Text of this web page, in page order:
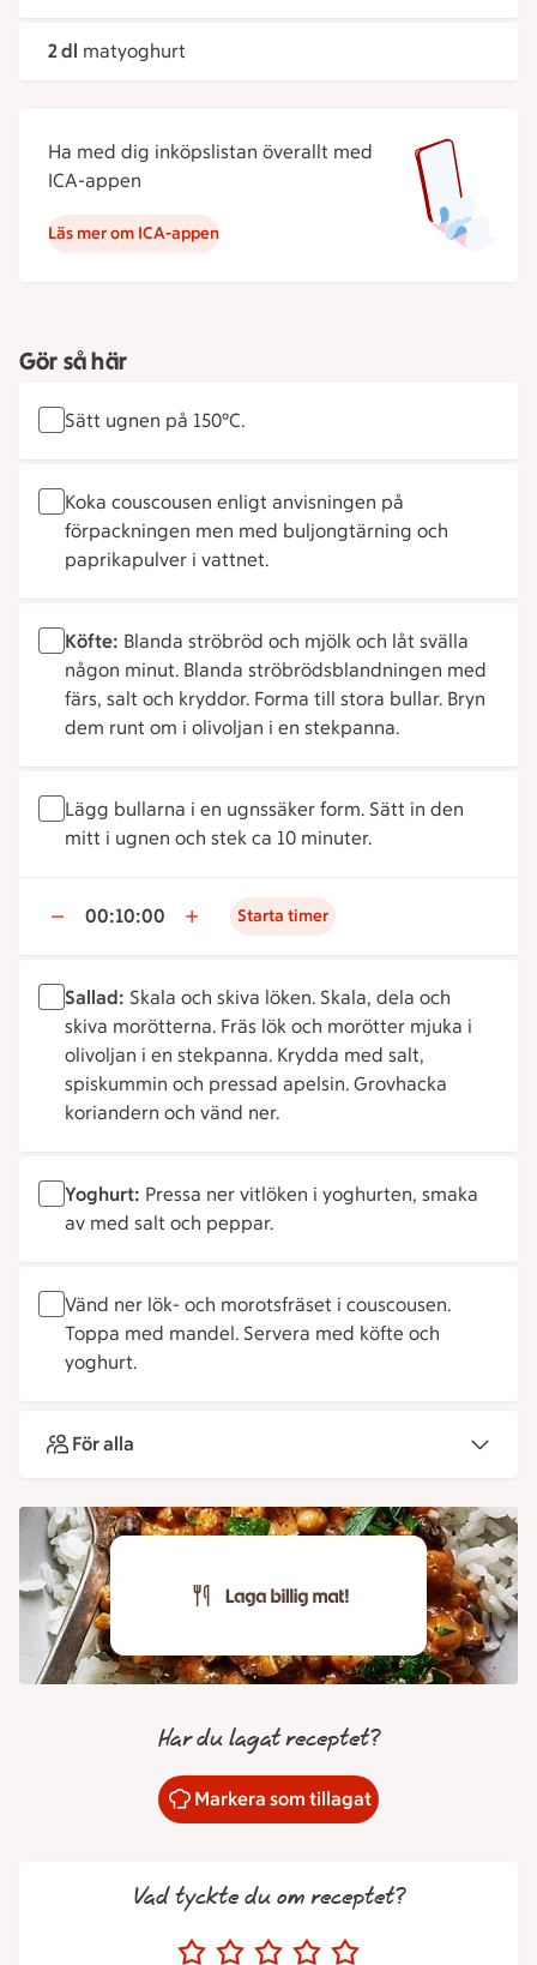
2 dl matyoghurt
Ha med dig inköpslistan överallt med
ICA-appen
Läs mer om ICA-appen
Gör så här
Sätt ugnen på 150°C.
Koka couscousen enligt anvisningen på
förpackningen men med buljongtärning och
paprikapulver i vattnet.
Köfte: Blanda ströbröd och mjölk och låt svälla
någon minut. Blanda ströbrödsblandningen med
färs, salt och kryddor. Forma till stora bullar. Bryn
dem runt om i olivoljan i en stekpanna.
Lägg bullarna i en ugnssäker form. Sätt in den
mitt i ugnen och stek ca 10 minuter.
00:10:00 Starta timer
Sallad: Skala och skiva löken. Skala, dela och
skiva morötterna. Fräs lök och morötter mjuka i
olivoljan i en stekpanna. Krydda med salt,
spiskummin och pressad apelsin. Grovhacka
koriandern och vänd ner.
Yoghurt: Pressa ner vitlöken i yoghurten, smaka
av med salt och peppar.
Vänd ner lök- och morotsfräset i couscousen.
Toppa med mandel. Servera med köfte och
yoghurt.
För alla
Har du lagat receptet?
Markera som tillagat
Vad tyckte du om receptet?